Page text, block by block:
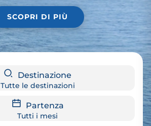
SCOPRI DI PIÙ
Destinazione
Tutte le destinazioni
Partenza
Tutti i mesi